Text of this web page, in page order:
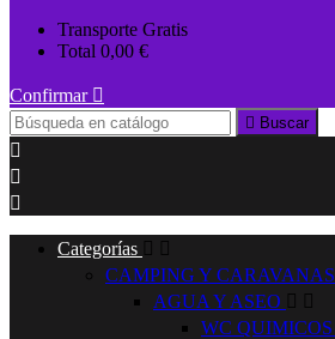
Transporte Gratis
Total 0,00 €
Confirmar 
 Buscar



Categorías  
CAMPING Y CARAVANAS
AGUA Y ASEO  
WC QUIMICOS